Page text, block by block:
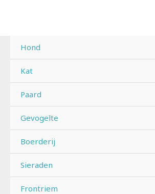
inhoudHond
Kat
Paard
Gevogelte
Boerderij
Sieraden
Frontriem